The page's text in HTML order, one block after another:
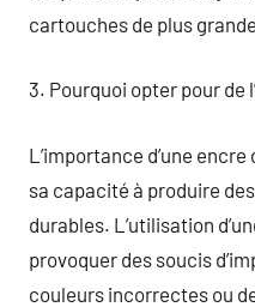
cartouches de plus
3. Pourquoi opter pour de
L’importance d’une
sa capacité à produire
durables. L’utilisation
provoquer des soucis
couleurs incorrectes ou